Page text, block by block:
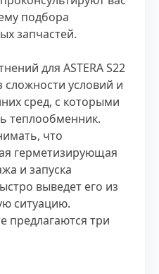
подбора
запчастей.
для ASTERA S22
сложности условий и
сред, с которыми
теплообменник.
что
герметизирующая
и запуска
выведет его из
ситуацию.
предлагаются три